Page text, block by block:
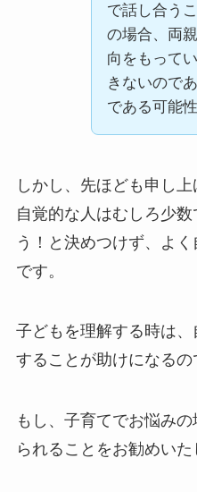
で話し合う
の場合、両
向をもって
きないので
である可能
しかし、先ほども申し
自覚的な人はむしろ少
う！と決めつけず、よ
です。
子どもを理解する時は
することが助けになるの
もし、子育てでお悩み
られることをお勧めいた